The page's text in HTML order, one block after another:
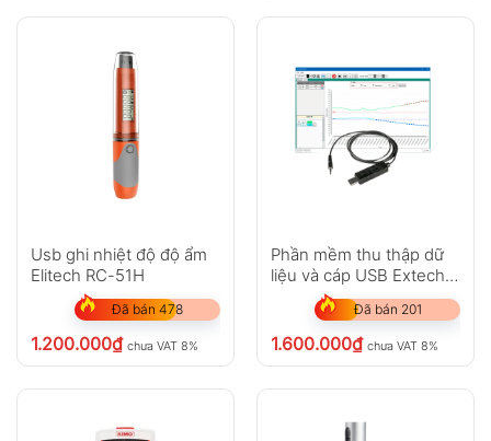
Usb ghi nhiệt độ độ ẩm
Elitech RC-51H
Đã bán 478
1.200.000₫ chưa VAT 8%
Phần mềm thu thập dữ
liệu và cáp USB Extech
407001-PRO
Đã bán 201
1.600.000₫ chưa VAT 8%